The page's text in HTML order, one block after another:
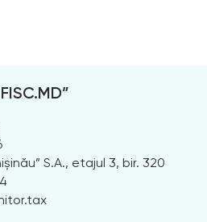
S.A., etajul 3, bir. 320